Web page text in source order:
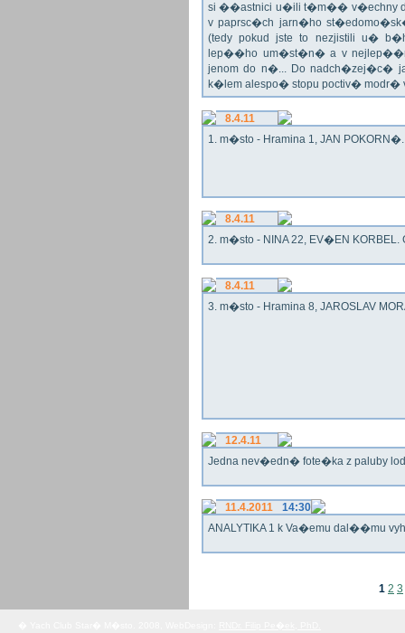
si ��astnici u�ili t�m�� v�echny
v paprsc�ch jarn�ho
(tedy pokud jste to nezjistili u�
lep��ho um�st�n� a v
jenom do n�... Do nadch�zej�c�
k�lem alespo� stopu poctiv�
8.4.11
1. m�sto - Hramina 1, JAN
8.4.11
2. m�sto - NINA 22, EV�EN KORBEL.
8.4.11
3. m�sto - Hramina 8, JAROSLAV
12.4.11
Jedna nev�edn� fote�ka z paluby
11.4.2011
14:30
ANALYTIKA 1 k Va�emu dal��mu
1 2 3